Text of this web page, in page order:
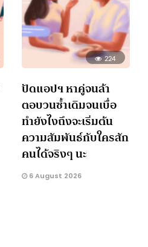
224
ปัดแอปฯ หาคู่จนล้า
ตอบวนซ้ำเดิมจนเบื่อ
ทำยังไงถึงจะเริ่มต้น
ความสัมพันธ์กับใครสัก
คนได้จริงๆ นะ
6 August 2026